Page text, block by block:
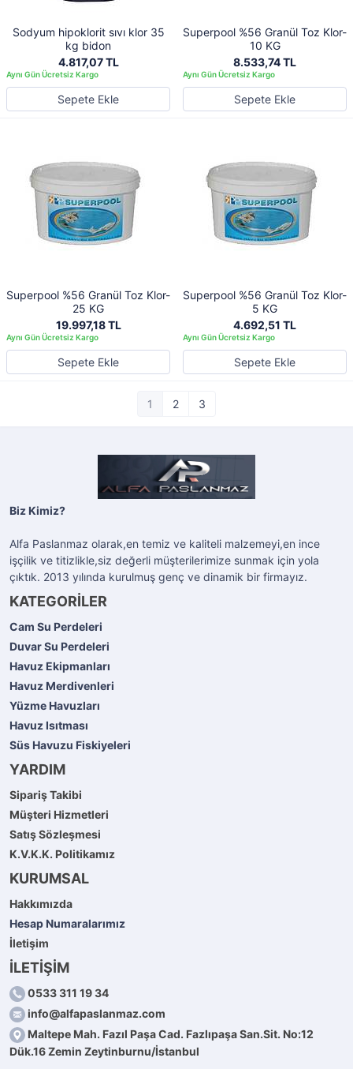
Sodyum hipoklorit sıvı klor 35
kg bidon
4.817,07 TL
Sepete Ekle
Superpool %56 Granül Toz Klor-
10 KG
8.533,74 TL
Sepete Ekle
Superpool %56 Granül Toz Klor-
25 KG
19.997,18 TL
Sepete Ekle
Superpool %56 Granül Toz Klor-
5 KG
4.692,51 TL
Sepete Ekle
1 2 3
Biz Kimiz?
Alfa Paslanmaz olarak,en temiz ve kaliteli malzemeyi,en ince
işçilik ve titizlikle,siz değerli müşterilerimize sunmak için yola
çıktık. 2013 yılında kurulmuş genç ve dinamik bir firmayız.
KATEGORİLER
Cam Su Perdeleri
Duvar Su Perdeleri
Havuz Ekipmanları
Havuz Merdivenleri
Yüzme Havuzları
Havuz Isıtması
Süs Havuzu Fiskiyeleri
YARDIM
Sipariş Takibi
Müşteri Hizmetleri
Satış Sözleşmesi
K.V.K.K. Politikamız
KURUMSAL
Hakkımızda
Hesap Numaralarımız
İletişim
İLETİŞİM
0533 311 19 34
info@alfapaslanmaz.com
Maltepe Mah. Fazıl Paşa Cad. Fazlıpaşa San.Sit. No:12
Dük.16 Zemin Zeytinburnu/İstanbul